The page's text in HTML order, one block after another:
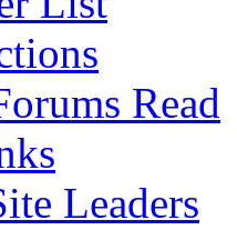
Read
Leaders